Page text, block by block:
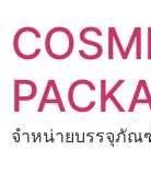
to
content
จำหน่ายบรรจุภัณ